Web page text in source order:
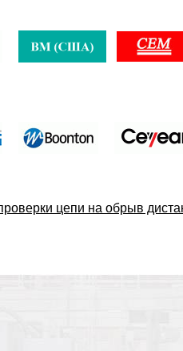
цепи на обрыв